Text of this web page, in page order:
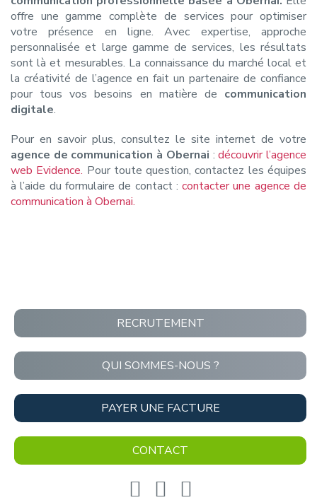
offre une gamme complète de services pour optimiser
votre présence en ligne. Avec expertise, approche
personnalisée et large gamme de services, les résultats
sont là et mesurables. La connaissance du marché local et
la créativité de l’agence en fait un partenaire de confiance
pour tous vos besoins en matière de communication
digitale.
Pour en savoir plus, consultez le site internet de votre
agence de communication à Obernai :découvrir l’agence
web Evidence. Pour toute question, contactez les équipes
à l’aide du formulaire de contact :contacter une agence de
communication à Obernai.
RECRUTEMENT
QUI SOMMES-NOUS ?
PAYER UNE FACTURE
CONTACT